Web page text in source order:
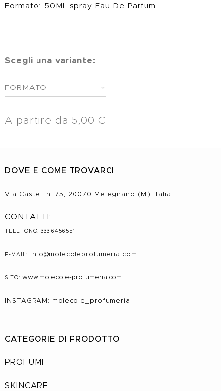
Formato: 50ML spray Eau De Parfum
Scegli una variante:
FORMATO
A partire da 5,00 €
DOVE E COME TROVARCI
Via Castellini 75, 20070 Melegnano (MI) Italia.
CONTATTI:
TELEFONO: 333 6456551
E-MAIL: info@molecole profumeria.com
SITO: www.molecole-profumeria.com
INSTAGRAM: molecole_profumeria
CATEGORIE DI PRODOTTO
PROFUMI
SKINCARE